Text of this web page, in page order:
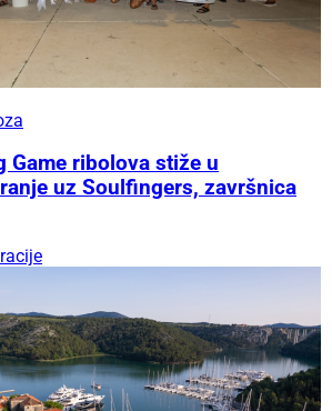
Game ribolova stiže u
uz Soulfingers, završnica